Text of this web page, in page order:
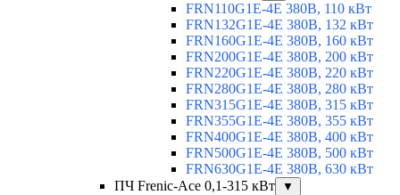
FRN110G1E-4E 380В, 110 кВт
FRN132G1E-4E 380В, 132 кВт
FRN160G1E-4E 380В, 160 кВт
FRN200G1E-4E 380В, 200 кВт
FRN220G1E-4E 380В, 220 кВт
FRN280G1E-4E 380В, 280 кВт
FRN315G1E-4E 380В, 315 кВт
FRN355G1E-4E 380В, 355 кВт
FRN400G1E-4E 380В, 400 кВт
FRN500G1E-4E 380В, 500 кВт
FRN630G1E-4E 380В, 630 кВт
ПЧ Frenic-Ace 0,1-315 кВт
▼